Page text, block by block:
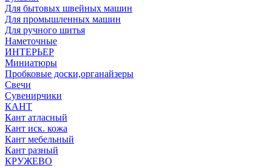
Для бытовых швейных машин
Для промышленных машин
Для ручного шитья
Наметочные
ИНТЕРЬЕР
Миниатюры
Пробковые доски,органайзеры
Свечи
Сувенирчики
КАНТ
Кант атласный
Кант иск. кожа
Кант мебельный
Кант разный
КРУЖЕВО